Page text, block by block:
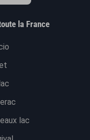
la France
lac